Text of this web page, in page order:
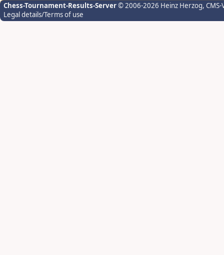
Chess-Tournament-Results-Server© 2006-2026 Heinz Herzog,
Legal details/Terms of use